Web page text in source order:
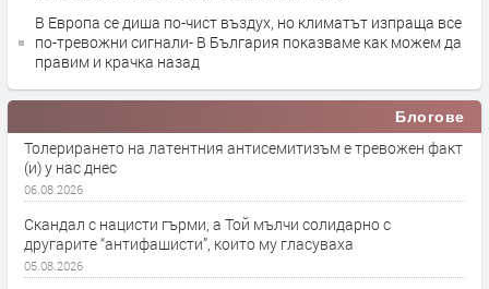
В Европа се диша по-чист въздух, но климатът изпраща все
по-тревожни сигнали- В България показваме как можем да
правим и крачка назад
Блогове
Толерирането на латентния антисемитизъм е тревожен факт
(и) у нас днес
06.08.2026
Скандал с нацисти гърми, а Той мълчи солидарно с
другарите “антифашисти”, които му гласуваха
05.08.2026